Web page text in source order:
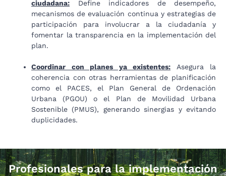
ciudadana: Define indicadores de desempeño,
mecanismos de evaluación continua y estrategias de
participación para involucrar a la ciudadanía y
fomentar la transparencia en la implementación del
plan.
Coordinar con planes ya existentes: Asegura la
coherencia con otras herramientas de planificación
como el PACES, el Plan General de Ordenación
Urbana (PGOU) o el Plan de Movilidad Urbana
Sostenible (PMUS), generando sinergias y evitando
duplicidades.
Profesionales para la implementación